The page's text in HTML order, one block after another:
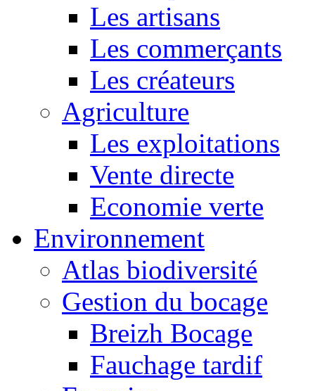
Les artisans
Les commerçants
Les créateurs
Agriculture
Les exploitations
Vente directe
Economie verte
Environnement
Atlas biodiversité
Gestion du bocage
Breizh Bocage
Fauchage tardif